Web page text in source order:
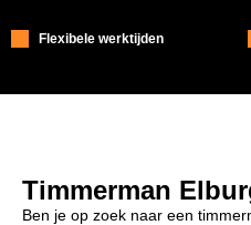
Flexibele werktijden
Timmerman
Ben je op zoek naar een